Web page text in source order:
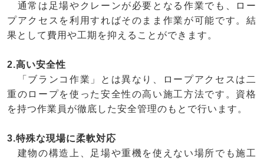
通常は足場やクレーンが必要となる作業でも、ロー
プアクセスを利用すればそのまま作業が可能です。結
果として費用や工期を抑えることができます。
2.高い安全性
「ブランコ作業」とは異なり、ロープアクセスは二
重のロープを使った安全性の高い施工方法です。資格
を持つ作業員が徹底した安全管理のもとで行います。
3.特殊な現場に柔軟対応
建物の構造上、足場や重機を使えない場所でも施工